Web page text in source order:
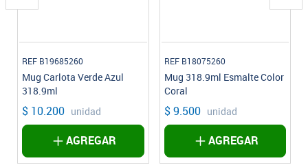
REF B19685260
Mug Carlota Verde Azul
318.9ml
$ 10.200 unidad
AGREGAR
REF B18075260
Mug 318.9ml Esmalte Color
Coral
$ 9.500 unidad
AGREGAR